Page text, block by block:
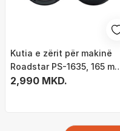
Kutia e zërit për makinë
Roadstar PS-1635, 165
80W, e zezë
2,990 MKD.